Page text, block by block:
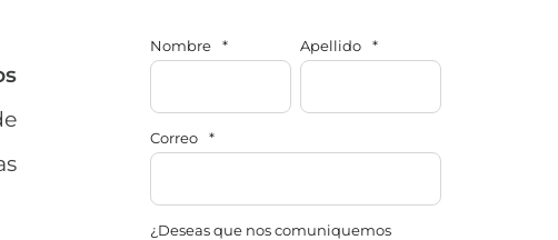
Nombre * Apellido *
Correo *
¿Deseas que nos comuniquemos